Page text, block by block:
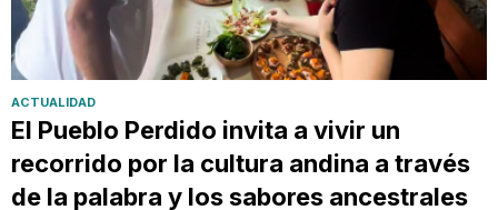
ACTUALIDAD
El Pueblo Perdido invita a vivir un
recorrido por la cultura andina a través
de la palabra y los sabores ancestrales